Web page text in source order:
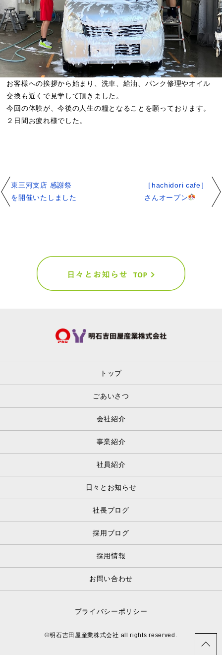
お客様への挨拶から始まり、洗車、給油、パンク修理やオイル
交換も近くで見学して頂きました。
今回の体験が、今後の人生の糧となることを願っております。
２日間お疲れ様でした。
東三河支店 感謝祭
を開催いたしました
［hachidori cafe］
さんオープン
トップ
ごあいさつ
会社紹介
事業紹介
社員紹介
日々とお知らせ
社長ブログ
採用ブログ
採用情報
お問い合わせ
プライバシーポリシー
©明石吉田屋産業株式会社 all rights reserved.